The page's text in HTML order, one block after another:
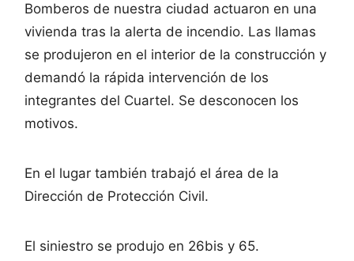
Bomberos de nuestra ciudad actuaron en una
vivienda tras la alerta de incendio. Las llamas
se produjeron en el interior de la construcción y
demandó la rápida intervención de los
integrantes del Cuartel. Se desconocen los
motivos.
En el lugar también trabajó el área de la
Dirección de Protección Civil.
El siniestro se produjo en 26bis y 65.